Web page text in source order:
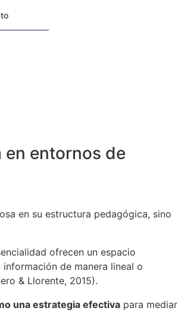
entornos de
en su estructura pedagógica, sino
ofrecen un espacio
de manera lineal o
& Llorente, 2015).
una estrategia efectiva para mediar